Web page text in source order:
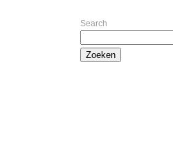
Search
naar: